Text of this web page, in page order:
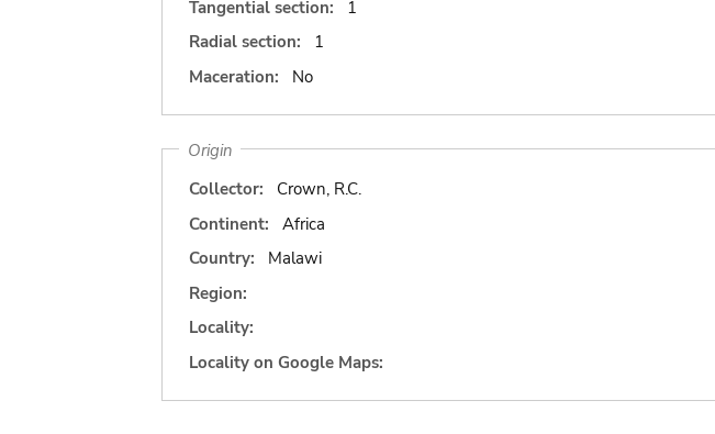
Tangential section:
1
Radial section:
1
Maceration:
No
Origin
Collector:
Crown, R.C.
Continent:
Africa
Country:
Malawi
Region:
Locality:
Locality on Google Maps: